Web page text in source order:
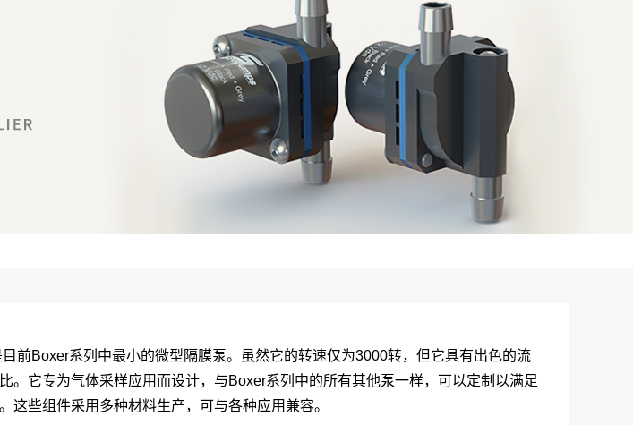
前Boxer系列中最小的微型隔膜泵。虽然它的转速仅为3000转，但它具有出色的流
。它专为气体采样应用而设计，与Boxer系列中的所有其他泵一样，可以定制以满足
这些组件采用多种材料生产，可与各种应用兼容。